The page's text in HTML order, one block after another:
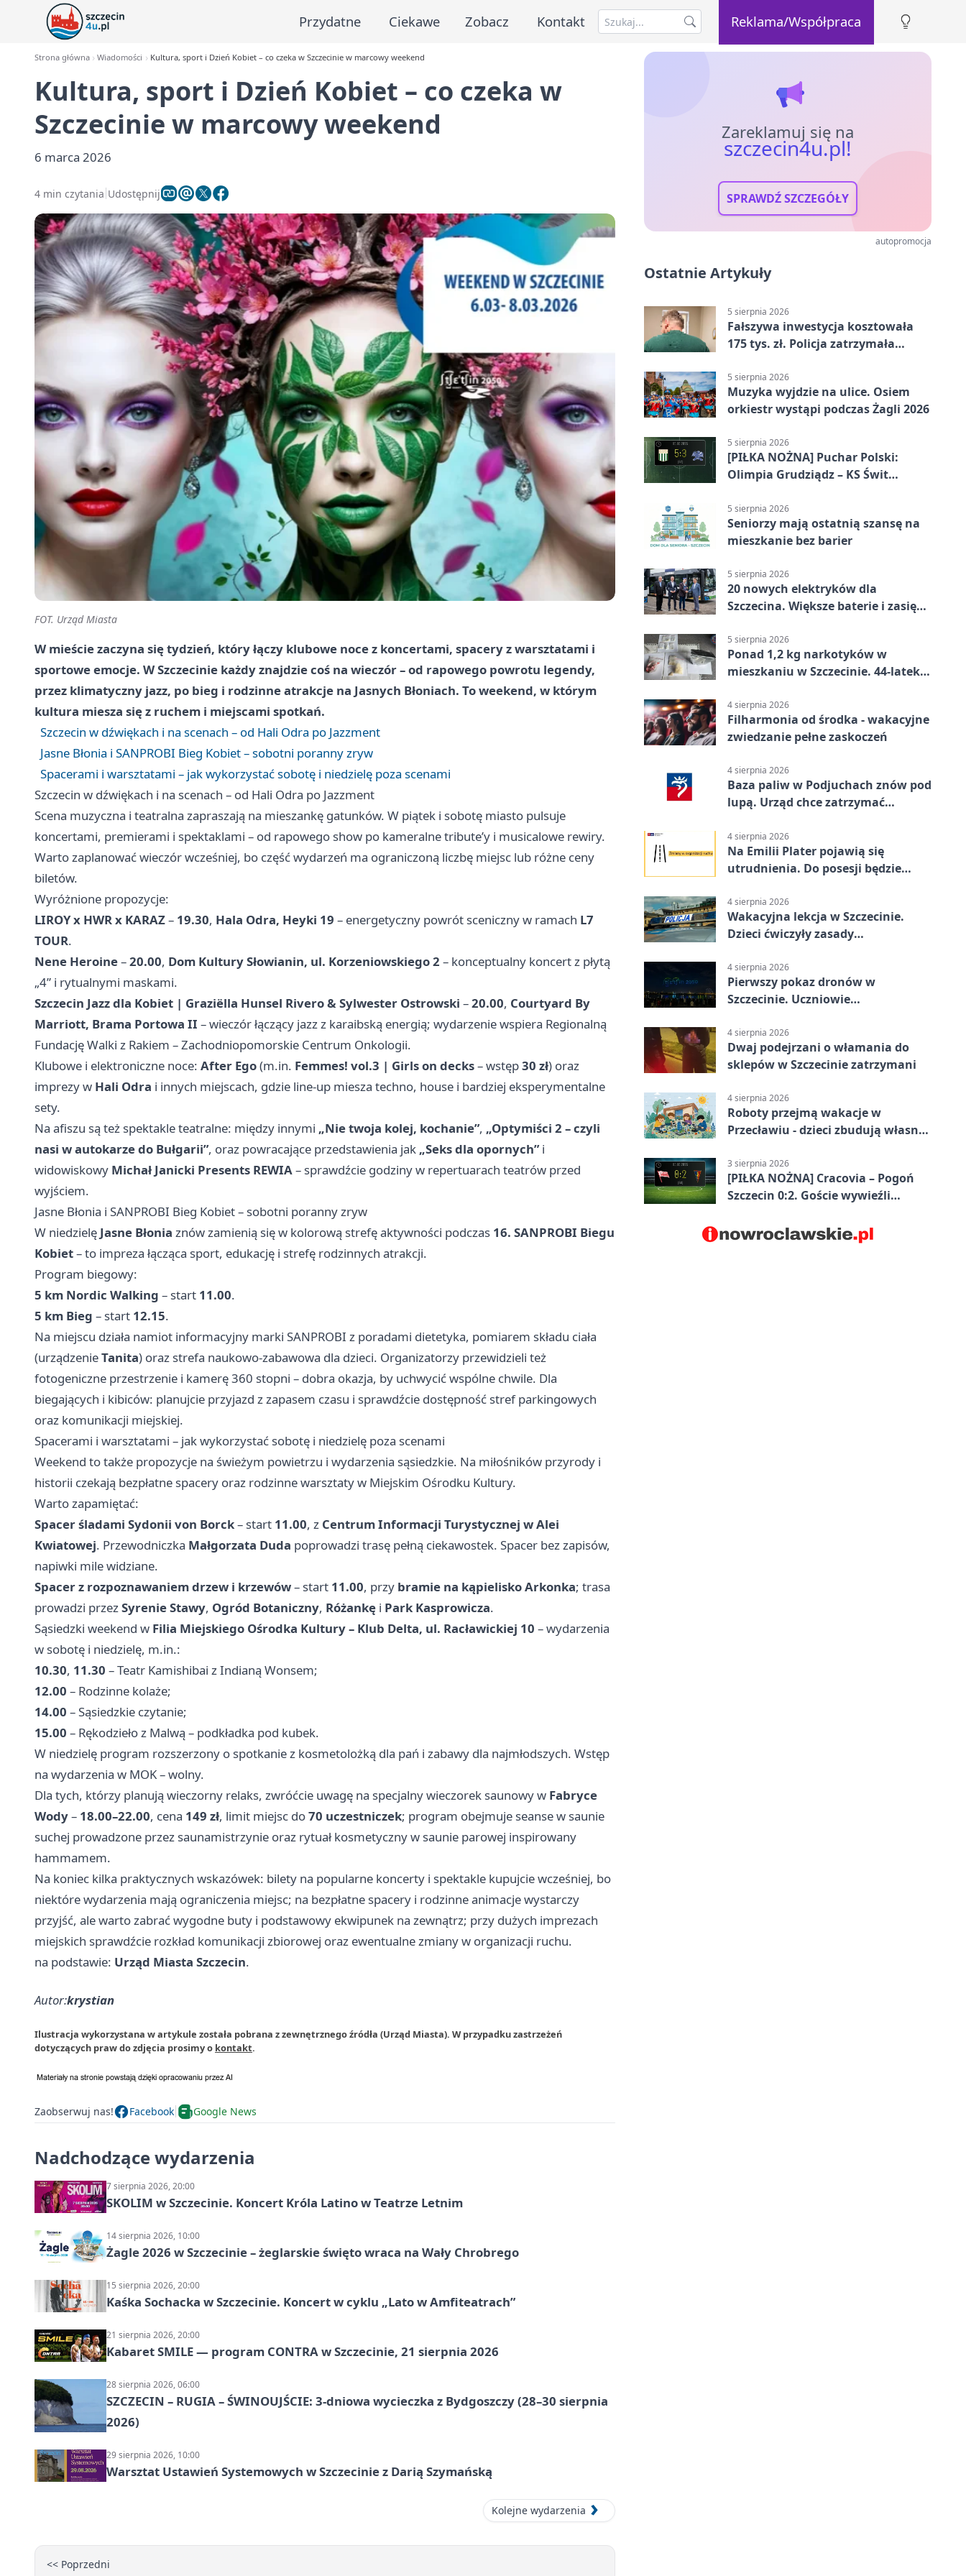
Przydatne Ciekawe Zobacz Kontakt Reklama/Współpraca
Strona główna Wiadomości Kultura, sport i Dzień Kobiet – co czeka w Szczecinie w marcowy weekend
Kultura, sport i Dzień Kobiet – co czeka w
Szczecinie w marcowy weekend
6 marca 2026
4 min czytania Udostępnij
FOT. Urząd Miasta
W mieście zaczyna się tydzień, który łączy klubowe noce z koncertami, spacery z warsztatami i
sportowe emocje. W Szczecinie każdy znajdzie coś na wieczór – od rapowego powrotu legendy,
przez klimatyczny jazz, po bieg i rodzinne atrakcje na Jasnych Błoniach. To weekend, w którym
kultura miesza się z ruchem i miejscami spotkań.
Szczecin w dźwiękach i na scenach – od Hali Odra po Jazzment
Jasne Błonia i SANPROBI Bieg Kobiet – sobotni poranny zryw
Spacerami i warsztatami – jak wykorzystać sobotę i niedzielę poza scenami
Szczecin w dźwiękach i na scenach – od Hali Odra po Jazzment
Scena muzyczna i teatralna zapraszają na mieszankę gatunków. W piątek i sobotę miasto pulsuje
koncertami, premierami i spektaklami – od rapowego show po kameralne tribute’y i musicalowe rewiry.
Warto zaplanować wieczór wcześniej, bo część wydarzeń ma ograniczoną liczbę miejsc lub różne ceny
biletów.
Wyróżnione propozycje:
LIROY x HWR x KARAZ– 19.30, Hala Odra, Heyki 19 – energetyczny powrót sceniczny w ramach L7
TOUR.
Nene Heroine–20.00, Dom Kultury Słowianin, ul. Korzeniowskiego 2 – konceptualny koncert z płytą
„4” i rytualnymi maskami.
Szczecin Jazz dla Kobiet | Graziëlla Hunsel Rivero & Sylwester Ostrowski –20.00, Courtyard By
Marriott, Brama Portowa II – wieczór łączący jazz z karaibską energią; wydarzenie wspiera Regionalną
Fundację Walki z Rakiem – Zachodniopomorskie Centrum Onkologii.
Klubowe i elektroniczne noce: After Ego(m.in. Femmes! vol.3 | Girls on decks– wstęp30 zł) oraz
imprezy w Hali Odra i innych miejscach, gdzie line-up miesza techno, house i bardziej eksperymentalne
sety.
Na afiszu są też spektakle teatralne: między innymi „Nie twoja kolej, kochanie”, „Optymiści 2 – czyli
nasi w autokarze do Bułgarii”, oraz powracające przedstawienia jak „Seks dla opornych”i
widowiskowy Michał Janicki Presents REWIA– sprawdźcie godziny w repertuarach teatrów przed
wyjściem.
Jasne Błonia i SANPROBI Bieg Kobiet – sobotni poranny zryw
W niedzielę Jasne Błonia znów zamienią się w kolorową strefę aktywności podczas 16. SANPROBI Biegu
Kobiet– to impreza łącząca sport, edukację i strefę rodzinnych atrakcji.
Program biegowy:
5 km Nordic Walking – start 11.00.
5 km Bieg – start 12.15.
Na miejscu działa namiot informacyjny marki SANPROBI z poradami dietetyka, pomiarem składu ciała
(urządzenieTanita) oraz strefa naukowo-zabawowa dla dzieci. Organizatorzy przewidzieli też
fotogeniczne przestrzenie i kamerę 360 stopni – dobra okazja, by uchwycić wspólne chwile. Dla
biegających i kibiców: planujcie przyjazd z zapasem czasu i sprawdźcie dostępność stref parkingowych
oraz komunikacji miejskiej.
Spacerami i warsztatami – jak wykorzystać sobotę i niedzielę poza scenami
Weekend to także propozycje na świeżym powietrzu i wydarzenia sąsiedzkie. Na miłośników przyrody i
historii czekają bezpłatne spacery oraz rodzinne warsztaty w Miejskim Ośrodku Kultury.
Warto zapamiętać:
Spacer śladami Sydonii von Borck– start 11.00, z Centrum Informacji Turystycznej w Alei
Kwiatowej. Przewodniczka Małgorzata Duda poprowadzi trasę pełną ciekawostek. Spacer bez zapisów,
napiwki mile widziane.
Spacer z rozpoznawaniem drzew i krzewów– start 11.00, przy bramie na kąpielisko Arkonka; trasa
prowadzi przezSyrenie Stawy, Ogród Botaniczny, Różankę i Park Kasprowicza.
Sąsiedzki weekend w Filia Miejskiego Ośrodka Kultury – Klub Delta, ul. Racławickiej 10 – wydarzenia
w sobotę i niedzielę, m.in.:
10.30, 11.30 – Teatr Kamishibai z Indianą Wonsem;
12.00 – Rodzinne kolaże;
14.00 – Sąsiedzkie czytanie;
15.00 – Rękodzieło z Malwą – podkładka pod kubek.
W niedzielę program rozszerzony o spotkanie z kosmetolożką dla pań i zabawy dla najmłodszych. Wstęp
na wydarzenia w MOK – wolny.
Dla tych, którzy planują wieczorny relaks, zwróćcie uwagę na specjalny wieczorek saunowy w Fabryce
Wody– 18.00–22.00, cena 149 zł, limit miejsc do70 uczestniczek; program obejmuje seanse w saunie
suchej prowadzone przez saunamistrzynie oraz rytuał kosmetyczny w saunie parowej inspirowany
hammamem.
Na koniec kilka praktycznych wskazówek: bilety na popularne koncerty i spektakle kupujcie wcześniej, bo
niektóre wydarzenia mają ograniczenia miejsc; na bezpłatne spacery i rodzinne animacje wystarczy
przyjść, ale warto zabrać wygodne buty i podstawowy ekwipunek na zewnątrz; przy dużych imprezach
miejskich sprawdźcie rozkład komunikacji zbiorowej oraz ewentualne zmiany w organizacji ruchu.
na podstawie: Urząd Miasta Szczecin.
Autor:krystian
Ilustracja wykorzystana w artykule została pobrana z zewnętrznego źródła (Urząd Miasta). W przypadku zastrzeżeń
dotyczących praw do zdjęcia prosimy o kontakt.
Zaobserwuj nas! Facebook Google News
Nadchodzące wydarzenia
7 sierpnia 2026, 20:00
SKOLIM w Szczecinie. Koncert Króla Latino w Teatrze Letnim
14 sierpnia 2026, 10:00
Żagle 2026 w Szczecinie – żeglarskie święto wraca na Wały Chrobrego
15 sierpnia 2026, 20:00
Kaśka Sochacka w Szczecinie. Koncert w cyklu „Lato w Amfiteatrach”
21 sierpnia 2026, 20:00
Kabaret SMILE — program CONTRA w Szczecinie, 21 sierpnia 2026
28 sierpnia 2026, 06:00
SZCZECIN – RUGIA – ŚWINOUJŚCIE: 3-dniowa wycieczka z Bydgoszczy (28–30 sierpnia
2026)
29 sierpnia 2026, 10:00
Warsztat Ustawień Systemowych w Szczecinie z Darią Szymańską
Kolejne wydarzenia
<< Poprzedni
Zareklamuj się na
szczecin4u.pl!
SPRAWDŹ SZCZEGÓŁY
autopromocja
Ostatnie Artykuły
5 sierpnia 2026
Fałszywa inwestycja kosztowała
175 tys. zł. Policja zatrzymała
5 sierpnia 2026
Muzyka wyjdzie na ulice. Osiem
orkiestr wystąpi podczas Żagli 2026
5 sierpnia 2026
[PIŁKA NOŻNA] Puchar Polski:
Olimpia Grudziądz – KS Świt
stracił dwubramkowe prowadzenie
5 sierpnia 2026
Seniorzy mają ostatnią szansę na
mieszkanie bez barier
5 sierpnia 2026
20 nowych elektryków dla
Szczecina. Większe baterie i zasięg
5 sierpnia 2026
Ponad 1,2 kg narkotyków w
mieszkaniu w Szczecinie. 44-latek
4 sierpnia 2026
Filharmonia od środka - wakacyjne
zwiedzanie pełne zaskoczeń
4 sierpnia 2026
Baza paliw w Podjuchach znów pod
lupą. Urząd chce zatrzymać
4 sierpnia 2026
Na Emilii Plater pojawią się
utrudnienia. Do posesji będzie
4 sierpnia 2026
Wakacyjna lekcja w Szczecinie.
Dzieci ćwiczyły zasady
4 sierpnia 2026
Pierwszy pokaz dronów w
Szczecinie. Uczniowie
4 sierpnia 2026
Dwaj podejrzani o włamania do
sklepów w Szczecinie zatrzymani
4 sierpnia 2026
Roboty przejmą wakacje w
Przecławiu - dzieci zbudują własne
3 sierpnia 2026
[PIŁKA NOŻNA] Cracovia – Pogoń
Szczecin 0:2. Goście wywieźli
Ekstraklasy